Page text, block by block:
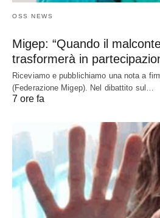
OSS NEWS
Migep: “Quando il
trasformerà in
Riceviamo e pubblichiamo una nota a
(Federazione Migep). Nel dibattito sul…
7 ore fa